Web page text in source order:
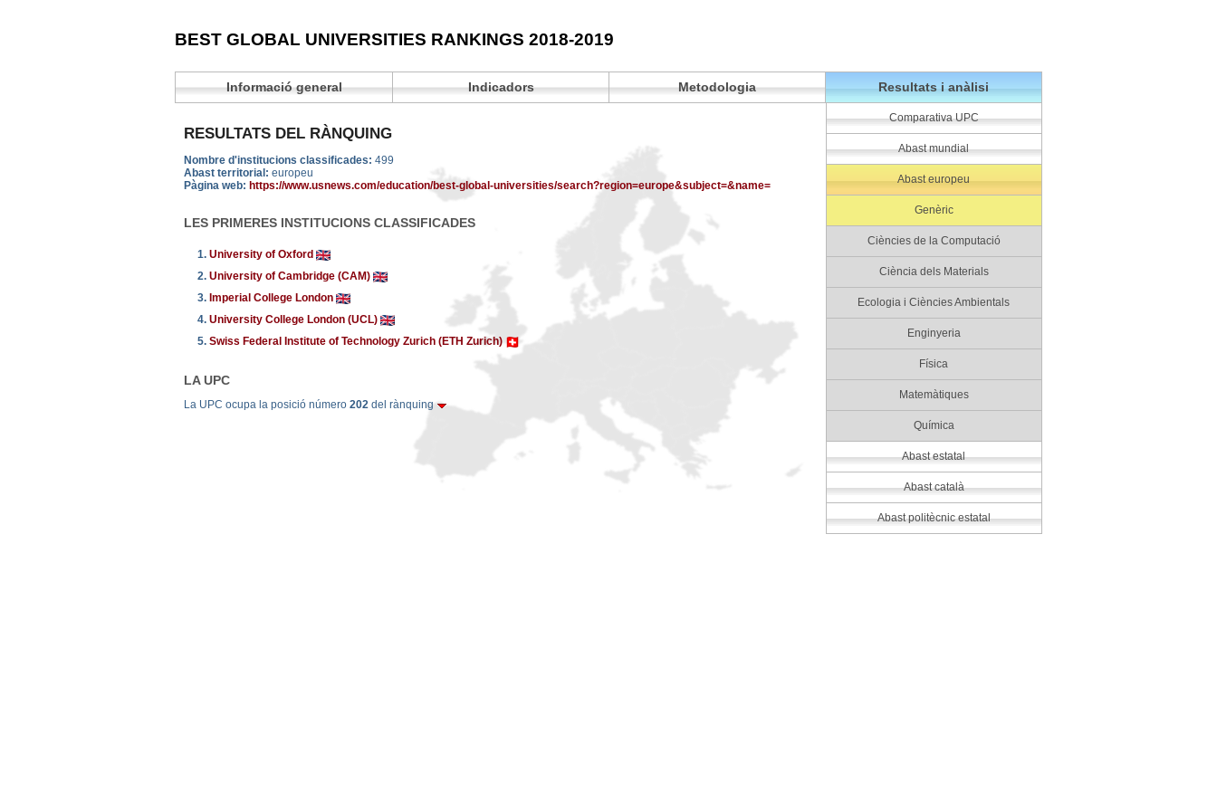
BEST GLOBAL UNIVERSITIES RANKINGS 2018-2019
Informació general Indicadors Metodologia Resultats i anàlisi
RESULTATS DEL RÀNQUING
Nombre d'institucions classificades: 499
Abast territorial: europeu
Pàgina web: https://www.usnews.com/education/best-global-universities/search?region=europe&subject=&name=
LES PRIMERES INSTITUCIONS CLASSIFICADES
1. University of Oxford
2. University of Cambridge (CAM)
3. Imperial College London
4. University College London (UCL)
5. Swiss Federal Institute of Technology Zurich (ETH Zurich)
LA UPC
La UPC ocupa la posició número 202 del rànquing
Comparativa UPC
Abast mundial
Abast europeu
Genèric
Ciències de la Computació
Ciència dels Materials
Ecologia i Ciències Ambientals
Enginyeria
Física
Matemàtiques
Química
Abast estatal
Abast català
Abast politècnic estatal